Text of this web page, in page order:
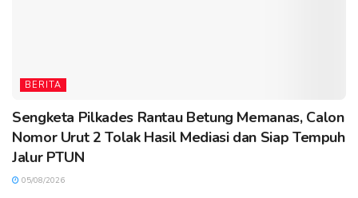
BERITA
Sengketa Pilkades Rantau Betung Memanas, Calon
Nomor Urut 2 Tolak Hasil Mediasi dan Siap Tempuh
Jalur PTUN
05/08/2026